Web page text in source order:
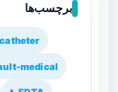
برچسب‌ها
medical